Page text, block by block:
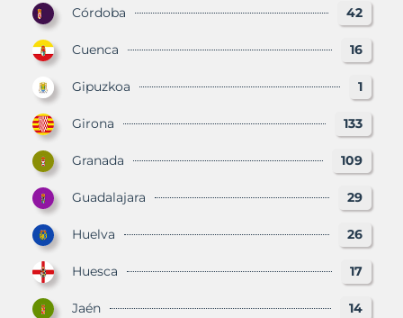
Córdoba 42
Cuenca 16
Gipuzkoa 1
Girona 133
Granada 109
Guadalajara 29
Huelva 26
Huesca 17
Jaén 14